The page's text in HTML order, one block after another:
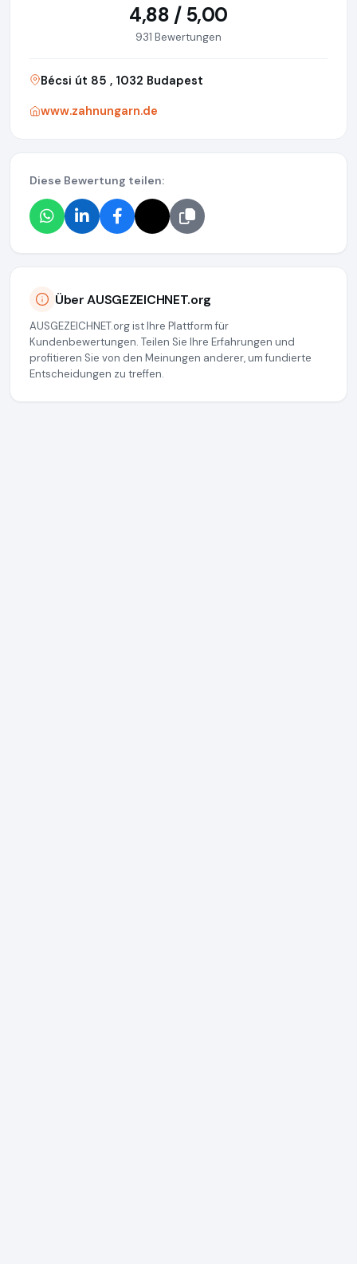
4,88 / 5,00
931 Bewertungen
Bécsi út 85 , 1032 Budapest
www.zahnungarn.de
Diese Bewertung teilen:
Über AUSGEZEICHNET.org
AUSGEZEICHNET.org ist Ihre Plattform für
Kundenbewertungen. Teilen Sie Ihre Erfahrungen und
profitieren Sie von den Meinungen anderer, um fundierte
Entscheidungen zu treffen.